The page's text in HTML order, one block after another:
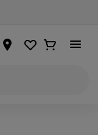
Lemmikud
Ostukorv